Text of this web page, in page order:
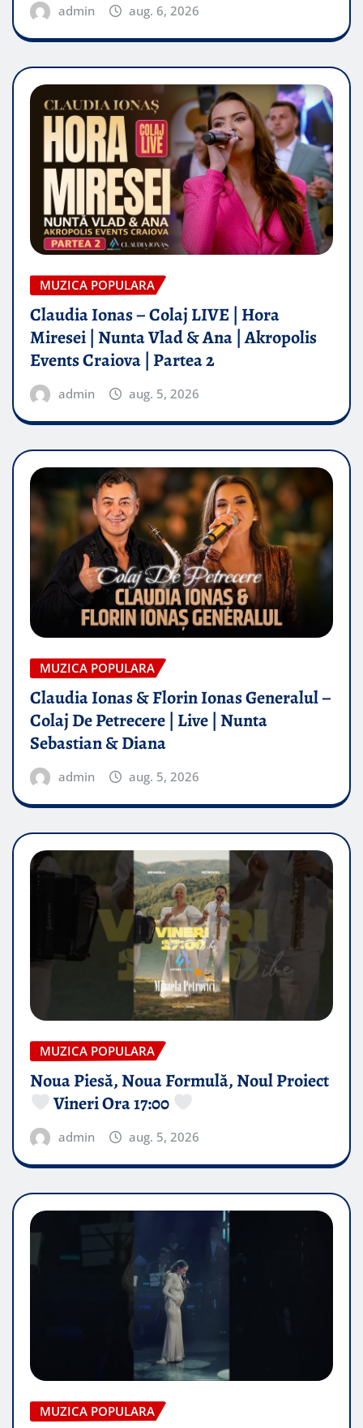
admin aug. 6, 2026
MUZICA POPULARA
Claudia Ionas – Colaj LIVE | Hora
Miresei | Nunta Vlad & Ana | Akropolis
Events Craiova | Partea 2
admin aug. 5, 2026
MUZICA POPULARA
Claudia Ionas & Florin Ionas Generalul –
Colaj De Petrecere | Live | Nunta
Sebastian & Diana
admin aug. 5, 2026
MUZICA POPULARA
Noua Piesă, Noua Formulă, Noul Proiect
Vineri Ora 17:00
admin aug. 5, 2026
MUZICA POPULARA